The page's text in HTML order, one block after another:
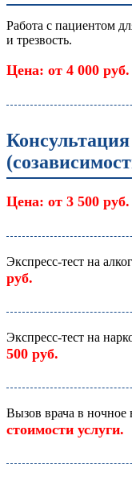
Работа с пациентом
и трезвость.
Цена: от 4 000 руб.
Цена: от 3 500 руб.
Экспресс-тест на
руб.
Экспресс-тест на
500 руб.
Вызов врача в ночное
стоимости услуги.